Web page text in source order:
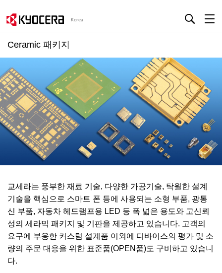
Korea
Ceramic 패키지
교세라는 풍부한 재료 기술, 다양한 가공기술, 탁월한 설계
기술을 핵심으로 스마트 폰 등에 사용되는 소형 부품, 광통
신 부품, 자동차 헤드램프용 LED 등 폭 넓은 용도와 고신뢰
성의 세라믹 패키지 및 기판을 제공하고 있습니다. 고객의
요구에 부응한 커스텀 설계품 이외에 디바이스의 평가 및 소
량의 주문 대응을 위한 표준품(OPEN품)도 구비하고 있습니
다.